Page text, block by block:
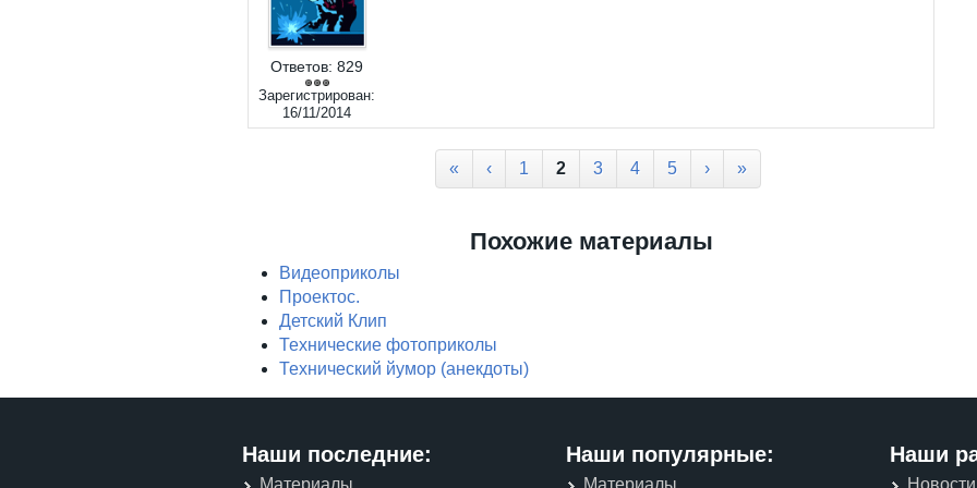
Ответов: 829
Зарегистрирован:
16/11/2014
« ‹ 1 2 3 4 5 › »
Похожие материалы
Видеоприколы
Проектос.
Детский Клип
Технические фотоприколы
Технический йумор (анекдоты)
Наши последние:
Материалы
Наши популярные:
Материалы
Наши